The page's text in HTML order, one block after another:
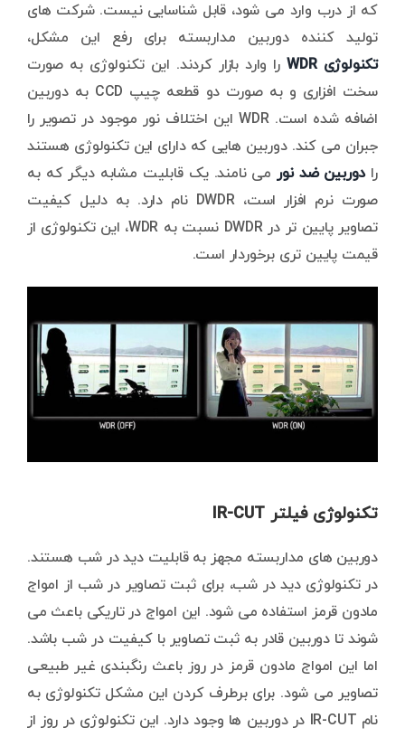
که از درب وارد می شود، قابل شناسایی نیست. شرکت های
تولید کننده دوربین مداربسته برای رفع این مشکل،
تکنولوژی WDR
را وارد بازار کردند. این تکنولوژی به صورت
سخت افزاری و به صورت دو قطعه چیپ CCD به دوربین
اضافه شده است. WDR این اختلاف نور موجود در تصویر را
جبران می کند. دوربین هایی که دارای این تکنولوژی هستند
رادوربین ضد نور می نامند. یک قابلیت مشابه دیگر که به
صورت نرم افزار است، DWDR نام دارد. به دلیل کیفیت
تصاویر پایین تر در DWDR نسبت به WDR، این تکنولوژی از
قیمت پایین تری برخوردار است.
تکنولوژی فیلتر IR-CUT
دوربین های مداربسته مجهز به قابلیت دید در شب هستند.
در تکنولوژی دید در شب، برای ثبت تصاویر در شب از امواج
مادون قرمز استفاده می شود. این امواج در تاریکی باعث می
شوند تا دوربین قادر به ثبت تصاویر با کیفیت در شب باشد.
اما این امواج مادون قرمز در روز باعث رنگبندی غیر طبیعی
تصاویر می شود. برای برطرف کردن این مشکل تکنولوژی به
نام IR-CUT در دوربین ها وجود دارد. این تکنولوژی در روز از